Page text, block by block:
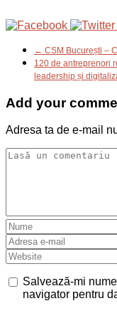
← CSM București –
120 de antreprenori
leadership și
Add your
Adresa ta de e-mail
Salvează-mi
navigator pentru